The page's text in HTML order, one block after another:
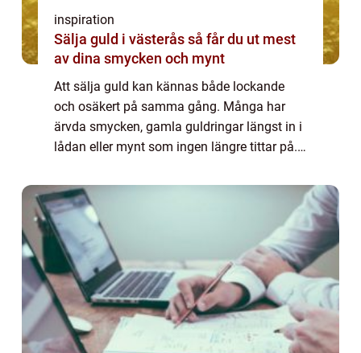
inspiration
Sälja guld i västerås så får du ut mest
av dina smycken och mynt
Att sälja guld kan kännas både lockande
och osäkert på samma gång. Många har
ärvda smycken, gamla guldringar längst in i
lådan eller mynt som ingen längre tittar på.
minnena. Samtidigt kan försäljningen...